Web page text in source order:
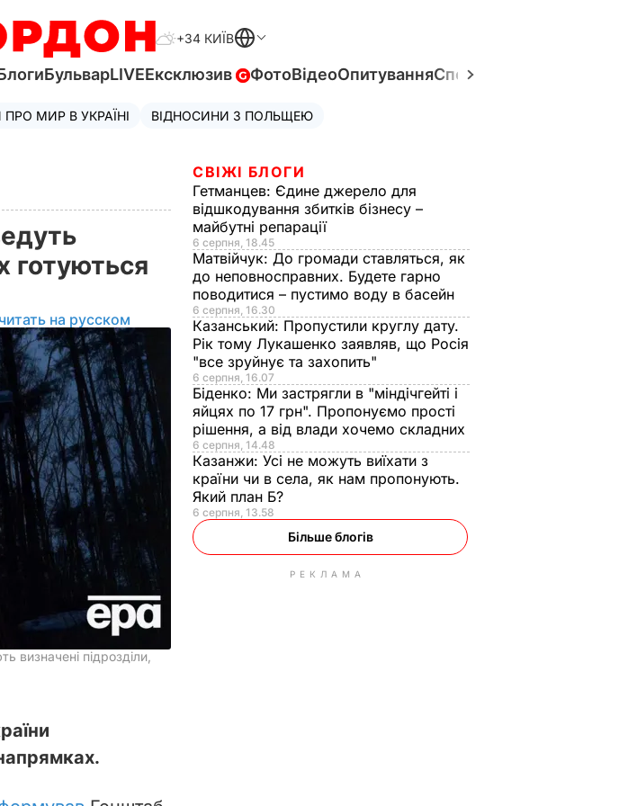
+34 КИЇВ
БульварLIVEЕксклюзив ФотоВідеоОпитуванняСпецпроєкти
МИР В УКРАЇНІ ВІДНОСИНИ З ПОЛЬЩЕЮ
готуються
на русском
визначені підрозділи,
СВІЖІ БЛОГИ
Гетманцев: Єдине джерело для
відшкодування збитків бізнесу –
майбутні репарації
6 серпня, 18.45
Матвійчук: До громади ставляться, як
до неповносправних. Будете гарно
поводитися – пустимо воду в басейн
6 серпня, 16.30
Казанський: Пропустили круглу дату.
Рік тому Лукашенко заявляв, що Росія
"все зруйнує та захопить"
6 серпня, 16.07
Біденко: Ми застрягли в "міндічгейті і
яйцях по 17 грн". Пропонуємо прості
рішення, а від влади хочемо складних
6 серпня, 14.48
Казанжи: Усі не можуть виїхати з
країни чи в села, як нам пропонують.
Який план Б?
6 серпня, 13.58
Більше блогів
РЕКЛАМА